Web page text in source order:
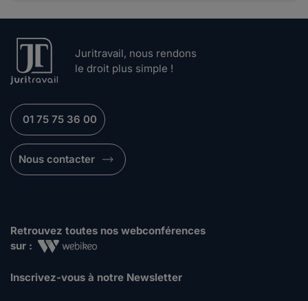
Juritravail, nous rendons
le droit plus simple !
01 75 75 36 00
Nous contacter
Retrouvez toutes nos webconférences
sur :
Inscrivez-vous à notre Newsletter